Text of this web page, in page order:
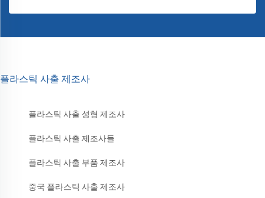
플라스틱 사출 제조사
플라스틱 사출 성형 제조사
플라스틱 사출 제조사들
플라스틱 사출 부품 제조사
중국 플라스틱 사출 제조사